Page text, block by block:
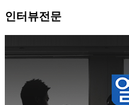
인터뷰전문